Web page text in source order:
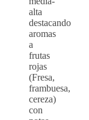
alta
destacando
aromas
a
frutas
rojas
(Fresa,
frambuesa,
cereza)
con